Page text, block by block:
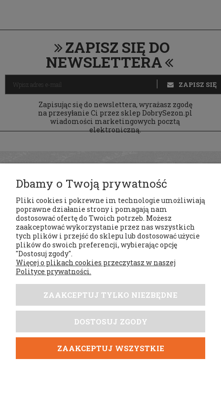
ZAPISZ SIĘ DO
NEWSLETTERA
Zapisując się do newslettera, wyrażasz zgodę
na przesyłanie Ci przez sklep DobrySezon.pl
wiadomości marketingowych pocztą
elektroniczną.
ZAPISZ SIĘ
Regulaminy
Moje konto
Tabele rozmiarów
DobrySezon.pl
POKAŻ PEŁNĄ WERSJĘ STRONY
Dbamy o Twoją prywatność
Pliki cookies i pokrewne im technologie umożliwiają
poprawne działanie strony i pomagają nam
dostosować ofertę do Twoich potrzeb. Możesz
zaakceptować wykorzystanie przez nas wszystkich
tych plików i przejść do sklepu lub dostosować użycie
plików do swoich preferencji, wybierając opcję
"Dostosuj zgody".
Więcej o plikach cookies przeczytasz w naszej
Polityce prywatności.
ZAAKCEPTUJ TYLKO NIEZBĘDNE
DOSTOSUJ ZGODY
ZAAKCEPTUJ WSZYSTKIE